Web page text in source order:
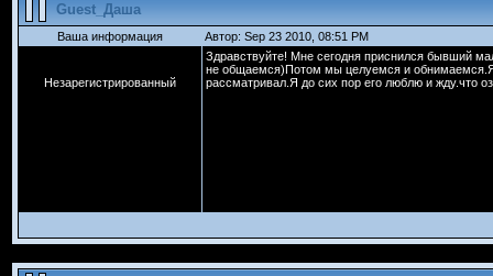
Guest_Даша
Ваша информация Автор: Sep 23 2010, 08:51 PM
Незарегистрированный
Здравствуйте! Мне сегодня приснился бывший
не общаемся)Потом мы целуемся и обнимаемся.Я
рассматривал.Я до сих пор его люблю и жду.что